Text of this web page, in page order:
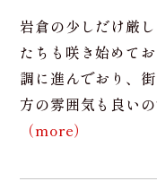
岩倉の少しだけ厳
たちも咲き始めて
調に進んでおり、
方の雰囲気も良い
（more）